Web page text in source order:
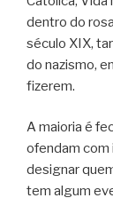
dentro do
século XIX,
do nazismo,
fizerem.
A maioria é
ofendam com
designar
tem algum